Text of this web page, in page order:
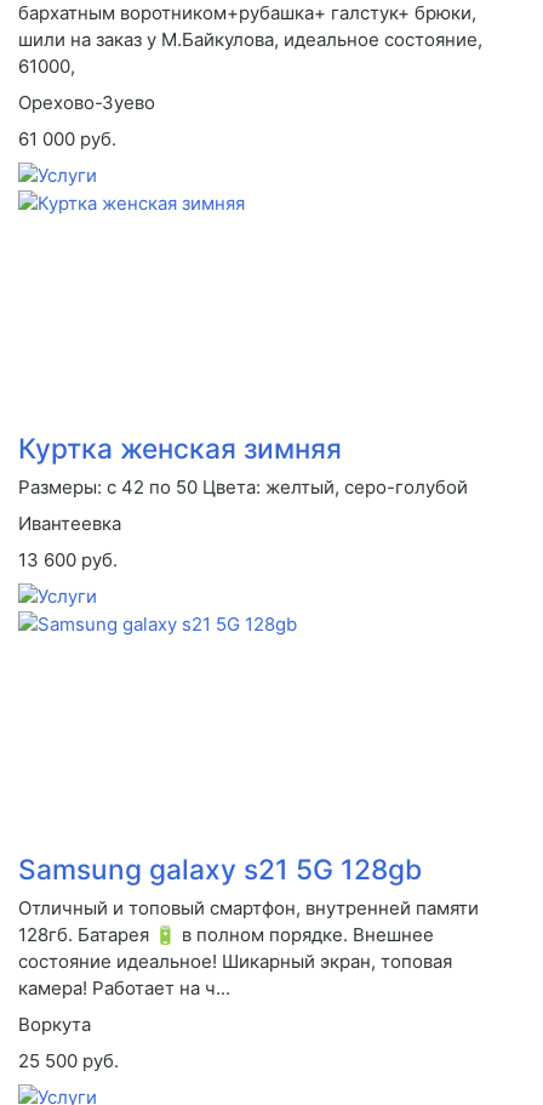
бархатным воротником+рубашка+ галстук+ брюки,
шили на заказ у М.Байкулова, идеальное состояние,
61000,
Орехово-Зуево
61 000 руб.
Куртка женская зимняя
Размеры: с 42 по 50 Цвета: желтый, серо-голубой
Ивантеевка
13 600 руб.
Samsung galaxy s21 5G 128gb
Отличный и топовый смартфон, внутренней памяти
128гб. Батарея 🔋 в полном порядке. Внешнее
состояние идеальное! Шикарный экран, топовая
камера! Работает на ч...
Воркута
25 500 руб.